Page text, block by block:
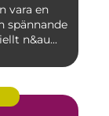
vara en
spännande
n&au...